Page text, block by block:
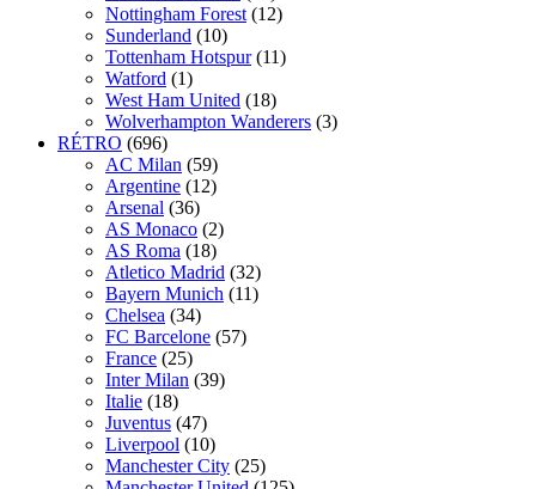
Nottingham Forest (12)
Sunderland (10)
Tottenham Hotspur (11)
Watford (1)
West Ham United (18)
Wolverhampton Wanderers (3)
RÉTRO (696)
AC Milan (59)
Argentine (12)
Arsenal (36)
AS Monaco (2)
AS Roma (18)
Atletico Madrid (32)
Bayern Munich (11)
Chelsea (34)
FC Barcelone (57)
France (25)
Inter Milan (39)
Italie (18)
Juventus (47)
Liverpool (10)
Manchester City (25)